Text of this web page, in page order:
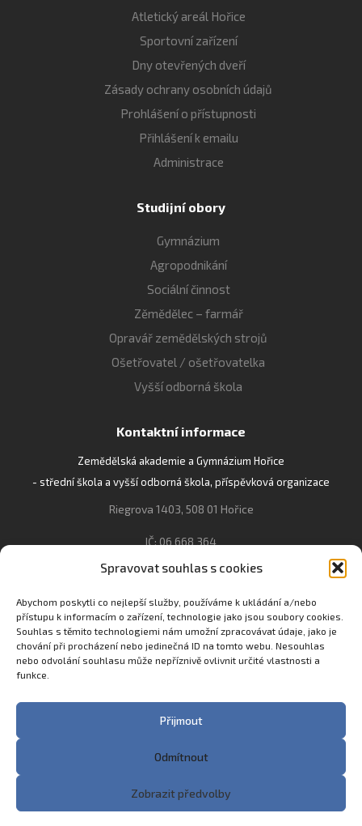
Spravovat souhlas s cookies
Abychom poskytli co nejlepší služby, používáme k ukládání a/nebo
přístupu k informacím o zařízení, technologie jako jsou soubory cookies.
Souhlas s těmito technologiemi nám umožní zpracovávat údaje, jako je
chování při procházení nebo jedinečná ID na tomto webu. Nesouhlas
nebo odvolání souhlasu může nepříznivě ovlivnit určité vlastnosti a
funkce.
Přijmout
Odmítnout
Zobrazit předvolby
Atletický areál Hořice
Sportovní zařízení
Dny otevřených dveří
Zásady ochrany osobních údajů
Prohlášení o přístupnosti
Přihlášení k emailu
Administrace
Studijní obory
Gymnázium
Agropodnikání
Sociální činnost
Zěmědělec – farmář
Opravář zemědělských strojů
Ošetřovatel / ošetřovatelka
Vyšší odborná škola
Kontaktní informace
Zemědělská akademie a Gymnázium Hořice
- střední škola a vyšší odborná škola, příspěvková organizace
Riegrova 1403, 508 01 Hořice
IČ: 06 668 364
493 623 021, 493 623 022
info@gozhorice.cz
www.zaghorice.cz
Pověřenec pro ochranu osobních údajů:
Innovation One s.r.o. IČO: 04734807 Březenecká 4808 430 04
Filip Šikola +420 775 992 451 filip.sikola@innone.cz
Hořice